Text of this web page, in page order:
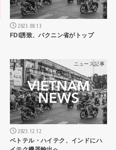
2023.08.13
FDI誘致、バクニン省がトップ
ニュース記事
2023.12.12
ベトテル・ハイテク、インドにハ